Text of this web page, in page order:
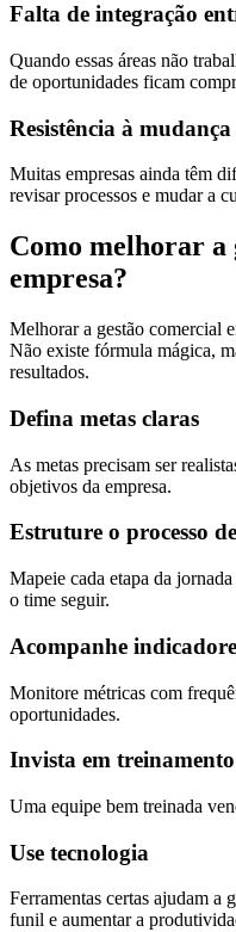
Falta de integração
Quando essas áreas não
de oportunidades ficam
Resistência à mudança
Muitas empresas ainda têm
revisar processos e mudar a
Como melhorar a
empresa?
Melhorar a gestão comercial
Não existe fórmula mágica,
resultados.
Defina metas claras
As metas precisam ser
objetivos da empresa.
Estruture o processo
Mapeie cada etapa da
o time seguir.
Acompanhe
Monitore métricas com
oportunidades.
Invista em treinamento
Uma equipe bem treinada
Use tecnologia
Ferramentas certas ajudam a
funil e aumentar a